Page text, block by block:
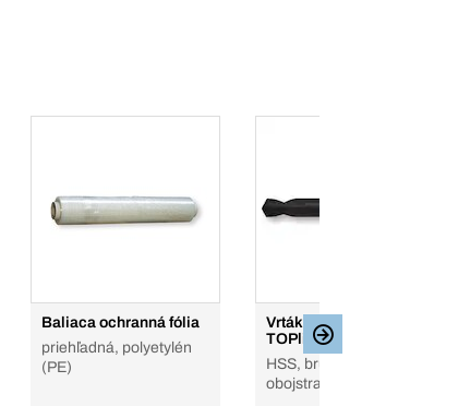
Baliaca ochranná fólia
priehľadná, polyetylén
(PE)
Vrtáky na nity DIN 1897
TOPline DIN 1897
HSS, brúsené, HSS,
obojstranné